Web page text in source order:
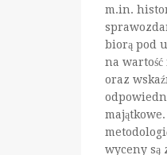
m.in.
biorą pod
na
oraz
wyceny są